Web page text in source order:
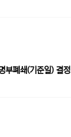
부폐쇄(기준일) 결정